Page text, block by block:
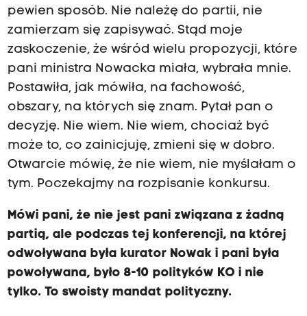
pewien sposób. Nie należę do partii, nie
zamierzam się zapisywać. Stąd moje
zaskoczenie, że wśród wielu propozycji, które
pani ministra Nowacka miała, wybrała mnie.
Postawiła, jak mówiła, na fachowość,
obszary, na których się znam. Pytał pan o
decyzję. Nie wiem. Nie wiem, chociaż być
może to, co zainicjuję, zmieni się w dobro.
Otwarcie mówię, że nie wiem, nie myślałam o
tym. Poczekajmy na rozpisanie konkursu.
Mówi pani, że nie jest pani związana z żadną
partią, ale podczas tej konferencji, na której
odwoływana była kurator Nowak i pani była
powoływana, było 8-10 polityków KO i nie
tylko. To swoisty mandat polityczny.